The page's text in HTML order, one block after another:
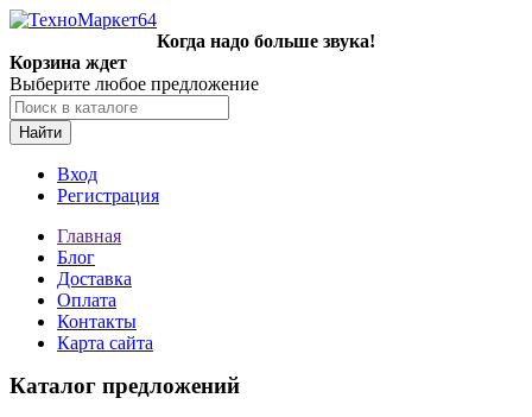
Когда надо больше звука!
Корзина ждет
Выберите любое предложение
Найти
Вход
Регистрация
Главная
Блог
Доставка
Оплата
Контакты
Карта сайта
Каталог предложений